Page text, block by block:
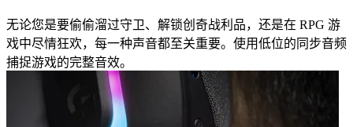
无论您是要偷偷溜过守卫、解锁创奇战利品，还是在 RPG 游
戏中尽情狂欢，每一种声音都至关重要。使用低位的同步音频
捕捉游戏的完整音效。